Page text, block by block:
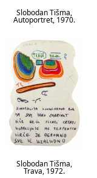
Slobodan Tišma,
Autoportret, 1970.
Slobodan Tišma,
Trava, 1972.